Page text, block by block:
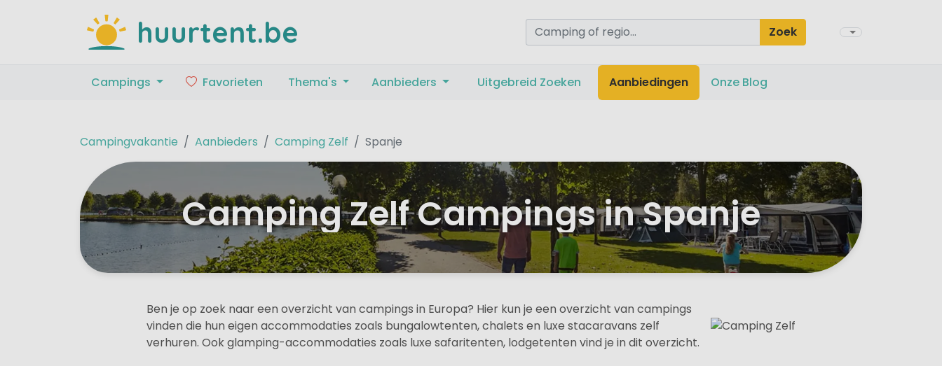
huurtent.be Zoek
Campings Favorieten Thema's Aanbieders Uitgebreid Zoeken Aanbiedingen Onze Blog
Campingvakantie Aanbieders Camping Zelf Spanje
Camping Zelf Campings in Spanje
Ben je op zoek naar een overzicht van campings in Europa? Hier kun je een overzicht van campings
vinden die hun eigen accommodaties zoals bungalowtenten, chalets en luxe stacaravans zelf
verhuren. Ook glamping-accommodaties zoals luxe safaritenten, lodgetenten vind je in dit overzicht.